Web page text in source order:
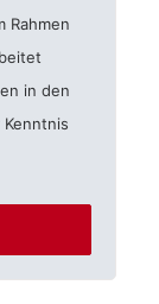
Rahmen
in den